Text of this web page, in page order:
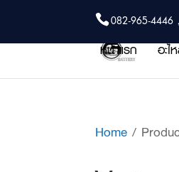
082-965-4446
หน้าแรก อะ
Home /